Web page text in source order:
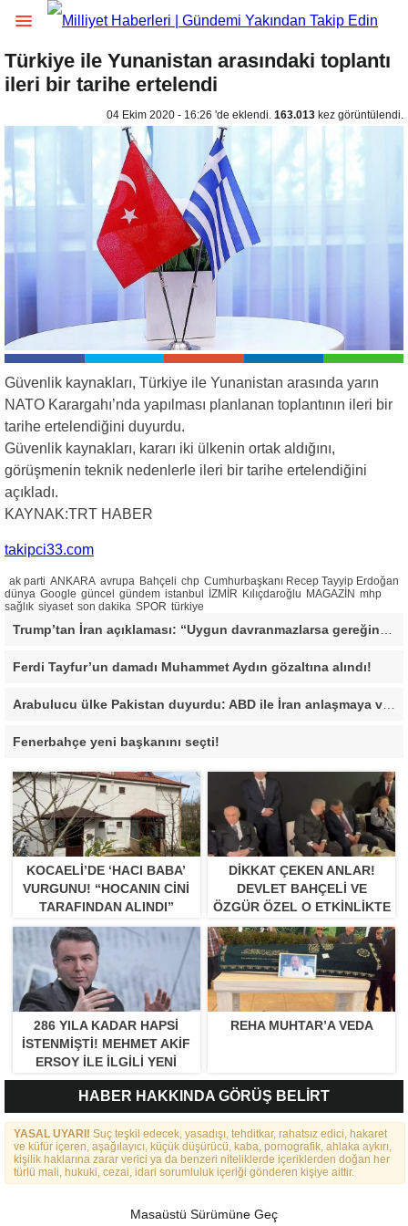
Türkiye ile Yunanistan arasındaki toplantı
ileri bir tarihe ertelendi
04 Ekim 2020 - 16:26 'de eklendi. 163.013 kez görüntülendi.
Güvenlik kaynakları, Türkiye ile Yunanistan arasında yarın
NATO Karargahı’nda yapılması planlanan toplantının ileri bir
tarihe ertelendiğini duyurdu.
Güvenlik kaynakları, kararı iki ülkenin ortak aldığını,
görüşmenin teknik nedenlerle ileri bir tarihe ertelendiğini
açıkladı.
KAYNAK:TRT HABER
takipci33.com
ak parti ANKARA avrupa Bahçeli chp Cumhurbaşkanı Recep Tayyip Erdoğan
dünya Google güncel gündem istanbul İZMİR Kılıçdaroğlu MAGAZİN mhp
sağlık siyaset son dakika SPOR türkiye
Trump’tan İran açıklaması: “Uygun davranmazlarsa gereğini yaparım”
Ferdi Tayfur’un damadı Muhammet Aydın gözaltına alındı!
Arabulucu ülke Pakistan duyurdu: ABD ile İran anlaşmaya vardı
Fenerbahçe yeni başkanını seçti!
KOCAELI’DE ‘HACI BABA’
VURGUNU! “HOCANIN CINI
TARAFINDAN ALINDI”
DIKKAT ÇEKEN ANLAR!
DEVLET BAHÇELI VE
ÖZGÜR ÖZEL O ETKINLIKTE
BIR ARAYA GELDILER
286 YILA KADAR HAPSI
ISTENMIŞTI! MEHMET AKIF
ERSOY ILE ILGILI YENI
GELIŞME
REHA MUHTAR’A VEDA
HABER HAKKINDA GÖRÜŞ BELİRT
YASAL UYARI! Suç teşkil edecek, yasadışı, tehditkar, rahatsız edici, hakaret
ve küfür içeren, aşağılayıcı, küçük düşürücü, kaba, pornografik, ahlaka aykırı,
kişilik haklarına zarar verici ya da benzeri niteliklerde içeriklerden doğan her
türlü mali, hukuki, cezai, idari sorumluluk içeriği gönderen kişiye aittir.
Masaüstü Sürümüne Geç